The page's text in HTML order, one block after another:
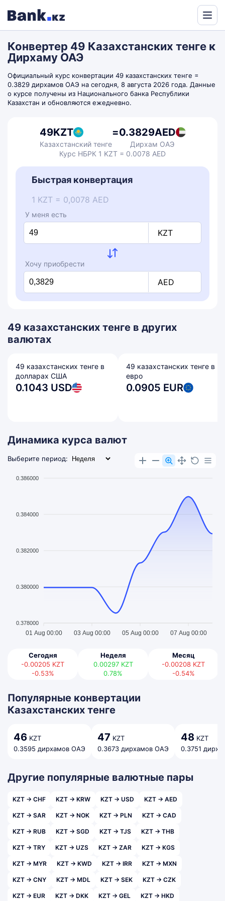
by
Translate
Конвертер 49 Казахстанских тенге к
Дирхаму ОАЭ
Официальный курс конвертации 49 казахстанских тенге =
0.3829 дирхамов ОАЭ на сегодня, 8 августа 2026 года. Данные
о курсе получены из Национального банка Республики
Казахстан и обновляются ежедневно.
49KZT
Казахстанский тенге
=0.3829AED
Дирхам ОАЭ
Курс НБРК 1 KZT = 0.0078 AED
Быстрая конвертация
1 KZT = 0,0078 AED
У меня есть
KZT
Хочу приобрести
AED
49 казахстанских тенге в других
валютах
49 казахстанских тенге в
долларах США
0.1043 USD
49 казахстанских тенге в
евро
0.0905 EUR
Динамика курса валют
Выберите период:
0.386000
0.384000
0.382000
0.380000
0.378000
01 Aug 00:00 03 Aug 00:00 05 Aug 00:00 07 Aug 00:00
Сегодня
-0.00205 KZT
-0.53%
Неделя
0.00297 KZT
0.78%
Месяц
-0.00208 KZT
-0.54%
Популярные конвертации
Казахстанских тенге
46 KZT
0.3595 дирхамов ОАЭ
47 KZT
0.3673 дирхамов ОАЭ
48 KZT
0.3751
Другие популярные валютные пары
KZT → CHF KZT → KRW KZT → USD KZT → AED
KZT → SAR KZT → NOK KZT → PLN KZT → CAD
KZT → RUB KZT → SGD KZT → TJS KZT → THB
KZT → TRY KZT → UZS KZT → ZAR KZT → KGS
KZT → MYR KZT → KWD KZT → IRR KZT → MXN
KZT → CNY KZT → MDL KZT → SEK KZT → CZK
KZT → EUR KZT → DKK KZT → GEL KZT → HKD